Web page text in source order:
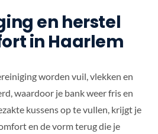
en herstel
in Haarlem
worden vuil, vlekken en
waardoor je bank weer fris en
kussens op te vullen, krijgt je
en de vorm terug die je